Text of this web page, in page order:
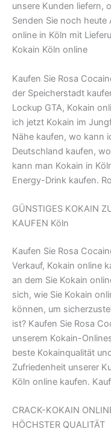
unsere Kunden liefern,
Senden Sie noch heute
online in Köln mit
Kokain Köln online
Kaufen Sie Rosa
der Speicherstadt
Lockup GTA, Kokain
ich jetzt Kokain im
Nähe kaufen, wo kann
Deutschland kaufen,
kann man Kokain in
Energy-Drink kaufen.
GÜNSTIGES KOKAIN
KAUFEN Köln
Kaufen Sie Rosa
Verkauf, Kokain online
an dem Sie Kokain
sich, wie Sie Kokain
können, um
ist? Kaufen Sie Rosa
unserem Kokain-
beste Kokainqualität
Zufriedenheit unserer
Köln online kaufen.
CRACK-KOKAIN
HÖCHSTER QUALITÄT